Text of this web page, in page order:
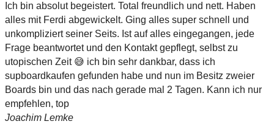
Ich bin absolut begeistert. Total freundlich und nett. Haben
alles mit Ferdi abgewickelt. Ging alles super schnell und
unkompliziert seiner Seits. Ist auf alles eingegangen, jede
Frage beantwortet und den Kontakt gepflegt, selbst zu
utopischen Zeit 😅 ich bin sehr dankbar, dass ich
supboardkaufen gefunden habe und nun im Besitz zweier
Boards bin und das nach gerade mal 2 Tagen. Kann ich nur
empfehlen, top
Joachim Lemke